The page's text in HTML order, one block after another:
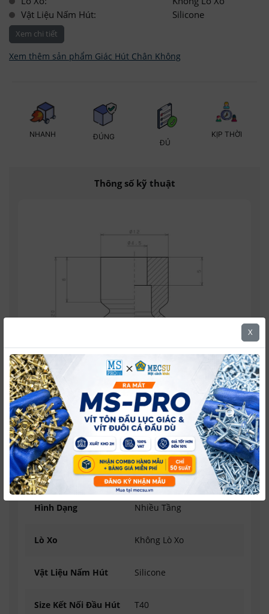
Vật Liệu Nấm Hút:
Silicone
Xem chi tiết
Xem thêm sản phẩm Giác Hút Chân Không
NHANH ĐÚNG
ĐỦ
KỊP THỜI
Thông số kỹ thuật
Thương Hiệu Pisco
Phân Loại Đầu Nấm Hút
Hình Dạng Nhiều Tầng
Lò Xo Không Lò Xo
Vật Liệu Nấm Hút Silicone
Size Kết Nối Đầu Hút T40
X